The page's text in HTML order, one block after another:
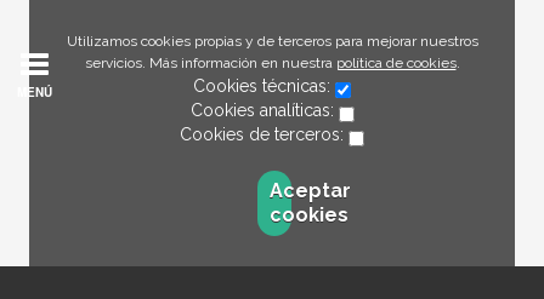
Utilizamos cookies propias y de terceros para mejorar nuestros
servicios. Más información en nuestra política de cookies.
Cookies técnicas:
Cookies analíticas:
Cookies de terceros:
Aceptar
cookies
MENÚ